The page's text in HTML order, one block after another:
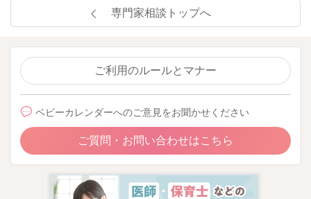
専門家相談トップへ
ご利用のルールとマナー
ベビーカレンダーへのご意見をお聞かせください
ご質問・お問い合わせはこちら